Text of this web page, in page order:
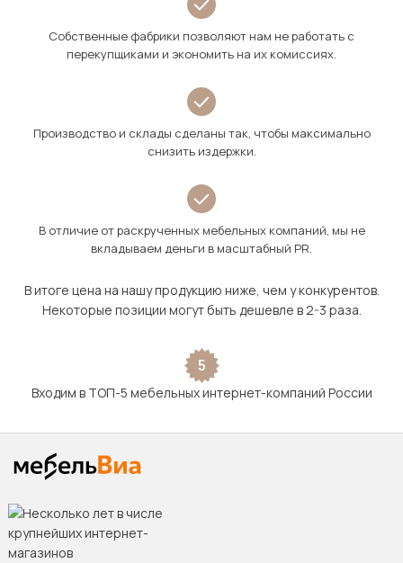
Собственные фабрики позволяют нам не работать с
перекупщиками и экономить на их комиссиях.
Производство и склады сделаны так, чтобы максимально
снизить издержки.
В отличие от раскрученных мебельных компаний, мы не
вкладываем деньги в масштабный PR.
В итоге цена на нашу продукцию ниже, чем у конкурентов.
Некоторые позиции могут быть дешевле в 2-3 раза.
5
Входим в ТОП-5 мебельных интернет-компаний России